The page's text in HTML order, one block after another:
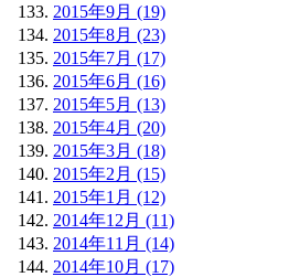
2015年9月 (19)
2015年8月 (23)
2015年7月 (17)
2015年6月 (16)
2015年5月 (13)
2015年4月 (20)
2015年3月 (18)
2015年2月 (15)
2015年1月 (12)
2014年12月 (11)
2014年11月 (14)
2014年10月 (17)